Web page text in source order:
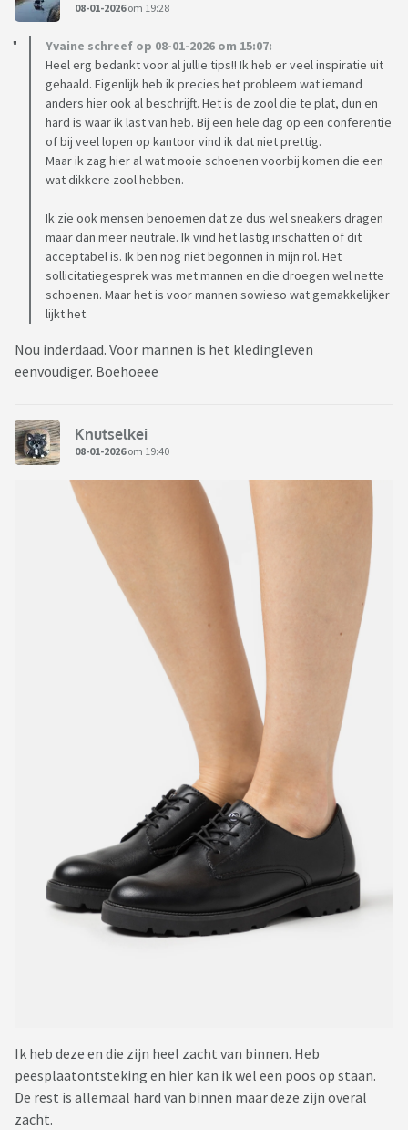
08-01-2026om 19:28
Yvaine schreef op 08-01-2026 om 15:07:
Heel erg bedankt voor al jullie tips!! Ik heb er veel inspiratie uit
gehaald. Eigenlijk heb ik precies het probleem wat iemand
anders hier ook al beschrijft. Het is de zool die te plat, dun en
hard is waar ik last van heb. Bij een hele dag op een conferentie
of bij veel lopen op kantoor vind ik dat niet prettig.
Maar ik zag hier al wat mooie schoenen voorbij komen die een
wat dikkere zool hebben.
Ik zie ook mensen benoemen dat ze dus wel sneakers dragen
maar dan meer neutrale. Ik vind het lastig inschatten of dit
acceptabel is. Ik ben nog niet begonnen in mijn rol. Het
sollicitatiegesprek was met mannen en die droegen wel nette
schoenen. Maar het is voor mannen sowieso wat gemakkelijker
lijkt het.
Nou inderdaad. Voor mannen is het kledingleven
eenvoudiger. Boehoeee
Knutselkei
08-01-2026om 19:40
Ik heb deze en die zijn heel zacht van binnen. Heb
peesplaatontsteking en hier kan ik wel een poos op staan.
De rest is allemaal hard van binnen maar deze zijn overal
zacht.